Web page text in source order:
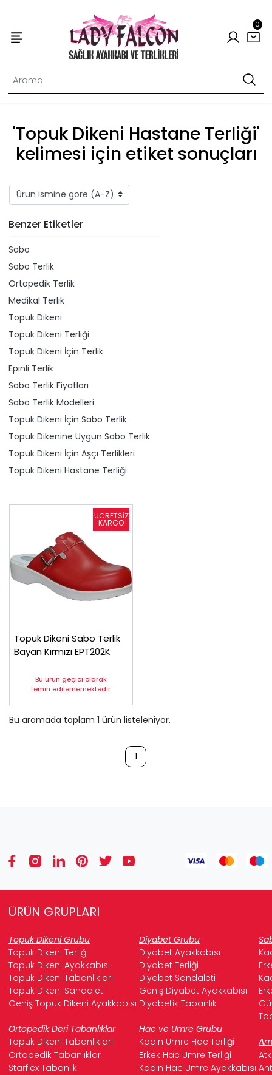
0
'Topuk Dikeni Hastane Terliği'
kelimesi için etiket sonuçları
Benzer Etiketler
Sabo
Sabo Terlik
Ortopedik Terlik
Medikal Terlik
Topuk Dikeni
Topuk Dikeni Terliği
Topuk Dikeni İçin Terlik
Epinli Terlik
Sabo Terlik Fiyatları
Sabo Terlik Modelleri
Topuk Dikeni İçin Sabo Terlik
Topuk Dikenine Uygun Sabo Terlik
Topuk Dikeni İçin Aşçı Terlikleri
Topuk Dikeni Hastane Terliği
Topuk Dikeni Sabo Terlik
Bayan Kırmızı EPT202K
Bu ürün geçici olarak
temin edilememektedir.
Bu aramada toplam 1 ürün listeleniyor.
1
ÜRÜN GRUPLARI
Topuk Dikeni Grubu Diyabet Grubu
Topuk Dikeni Terliği
Diyabet Ayakkabısı
Topuk Dikeni Ayakkabısı
Diyabet Terliği
Topuk Dikeni Tabanlıkları
Diyabet Sandaleti
Topuk Dikeni Sandaleti
Geniş Diyabet Ayakkabısı
Geniş Topuk Dikeni Ayakkabısı Diyabetik Tabanlık
Ortopedik Deri Tabanlıklar
Hac ve Umre Grubu
Topuk Dikeni Tabanlıkları
Kadın Umre Hac Terliği
Ortopedik Tabanlıklar
Erkek Hac Umre Terliği
Starflex Tabanlık
Kadın Hac Umre Ayakkabısı